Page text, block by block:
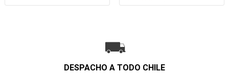
DESPACHO A TODO CHILE